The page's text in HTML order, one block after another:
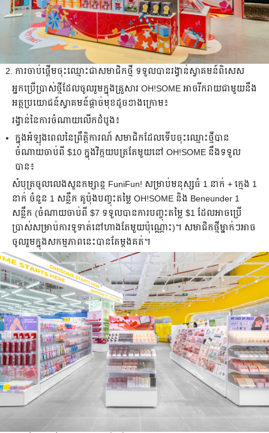
ការ​ចាប់ផ្តើម​ចុះឈ្មោះ​ជា​សមាជិក​ថ្មី ទទួល​បាន​រង្វាន់​ស្វាគមន៍​ពិសេស
អ្នក​ប្រើប្រាស់​ថ្មី​ដែល​ចូលរួម​ក្នុង​គ្រួសារ OH!SOME អាច​រីករាយ​ជាមួយ​នឹង​
អត្ថប្រយោជន៍​ស្វាគមន៍​ផ្តាច់មុខ​ដូច​ខាងក្រោម៖
រង្វាន់​នៃការ​ចំណាយ​លើក​ដំបូង៖
ក្នុង​អំឡុង​ពេល​នៃព្រឹត្តិការណ៍ សមាជិក​ដែល​ទើប​ចុះឈ្មោះ​ថ្មីបាន​
ចំណាយ​ចាប់ពី $10 ក្នុងវិក្កយបត្រ​តែមួយ​នៅ OH!SOME នឹង​ទទួល​
បាន៖
សំបុត្រ​ចូល​លេង​សួន​កម្សាន្ត FuniFun! សម្រាប់​មនុស្ស​ធំ 1 នាក់ + ក្មេង 1
នាក់ ចំនួន 1 សន្លឹក គូប៉ុងបញ្ចុះ​តម្លៃ OH!SOME និង Beneunder 1
សន្លឹក (ចំណាយ​ចាប់ពី $7 ទទួលបានការបញ្ចុះតម្លៃ $1 ដែលអាច​ប្រើ
ប្រាស់​សម្រាប់​ការ​ទូទាត់​នៅ​ហាង​តែមួយ​ប៉ុណ្ណោះ)។ សមាជិក​ថ្មី​ម្នាក់ៗ​អាច​
ចូលរួម​ក្នុង​សកម្មភាព​នេះ​បាន​តែម្តង​គត់។